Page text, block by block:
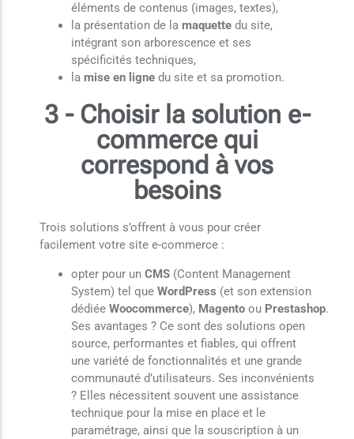
éléments de contenus (images, textes),
la présentation de la maquette du site,
intégrant son arborescence et ses
spécificités techniques,
la mise en ligne du site et sa promotion.
3 - Choisir la solution e-
commerce qui
correspond à vos
besoins
Trois solutions s’offrent à vous pour créer
facilement votre site e-commerce :
opter pour un CMS (Content Management
System) tel que WordPress (et son extension
dédiée Woocommerce), Magento ou Prestashop.
Ses avantages ? Ce sont des solutions open
source, performantes et fiables, qui offrent
une variété de fonctionnalités et une grande
communauté d’utilisateurs. Ses inconvénients
? Elles nécessitent souvent une assistance
technique pour la mise en place et le
paramétrage, ainsi que la souscription à un